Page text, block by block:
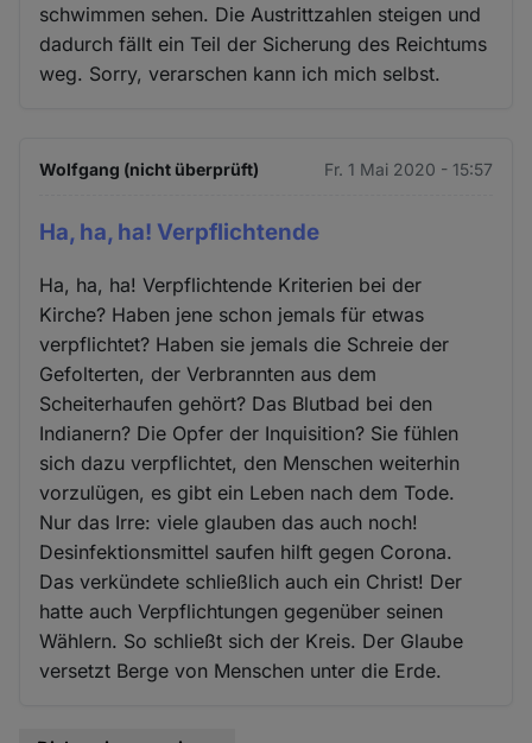
schwimmen sehen. Die Austrittzahlen steigen und
dadurch fällt ein Teil der Sicherung des Reichtums
weg. Sorry, verarschen kann ich mich selbst.
Wolfgang (nicht überprüft) Fr. 1 Mai 2020 - 15:57
Ha, ha, ha! Verpflichtende
Ha, ha, ha! Verpflichtende Kriterien bei der
Kirche? Haben jene schon jemals für etwas
verpflichtet? Haben sie jemals die Schreie der
Gefolterten, der Verbrannten aus dem
Scheiterhaufen gehört? Das Blutbad bei den
Indianern? Die Opfer der Inquisition? Sie fühlen
sich dazu verpflichtet, den Menschen weiterhin
vorzulügen, es gibt ein Leben nach dem Tode.
Nur das Irre: viele glauben das auch noch!
Desinfektionsmittel saufen hilft gegen Corona.
Das verkündete schließlich auch ein Christ! Der
hatte auch Verpflichtungen gegenüber seinen
Wählern. So schließt sich der Kreis. Der Glaube
versetzt Berge von Menschen unter die Erde.